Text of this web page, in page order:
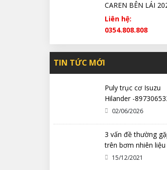
CAREN BÊN LÁI
2023 2024 2025
HÃNG
Liên hệ:
0354.808.808
TIN TỨC MỚI
Puly trục cơ Isuzu
Hilander -
02/06/2026
3 vấn đề thường
trên bơm nhiên liệu
cơ khí
15/12/2021